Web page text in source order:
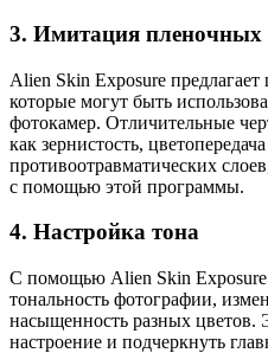
3. Имитация пленочных
Alien Skin Exposure
которые могут быть
фотокамер. Отличительные
как зернистость,
противоотравматических
с помощью этой программы.
4. Настройка тона
С помощью Alien Skin Exposure
тональность фотографии,
насыщенность разных цветов.
настроение и подчеркнуть